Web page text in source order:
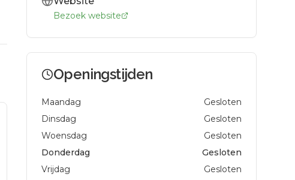
Bezoek website
Openingstijden
Maandag
Gesloten
Dinsdag
Gesloten
Woensdag
Gesloten
Donderdag
Gesloten
Vrijdag
Gesloten